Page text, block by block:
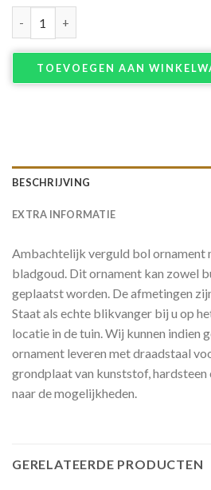
TOEVOEGEN AAN
BESCHRIJVING
EXTRA INFORMATIE
Ambachtelijk verguld bol ornament
bladgoud. Dit ornament kan zowel
geplaatst worden. De afmetingen
Staat als echte blikvanger bij u op
locatie in de tuin. Wij kunnen indien
ornament leveren met draadstaal
grondplaat van kunststof,
naar de mogelijkheden.
GERELATEERDE PRODUCTEN